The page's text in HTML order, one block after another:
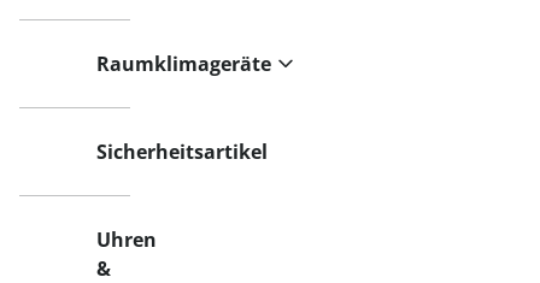
Raumklimageräte
Sicherheitsartikel
Uhren
&